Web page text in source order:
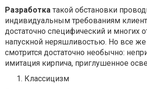
Разработка такой обстановки
индивидуальным требованиям
достаточно специфический и многих
напускной неряшливостью. Но все
смотрится достаточно необычно:
имитация кирпича, приглушенное
Классицизм